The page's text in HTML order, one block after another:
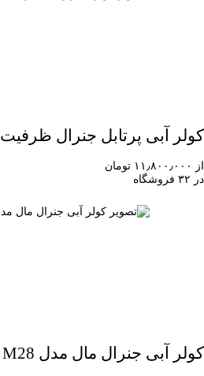
کولر آبی پرتابل جنرال ظرفیت ۳۴ هزار سلولزی
از ۱۱٫۸۰۰٫۰۰۰ تومان
در ۳۲ فروشگاه
کولر آبی جنرال مال مدل M28 ظرفیت 2800